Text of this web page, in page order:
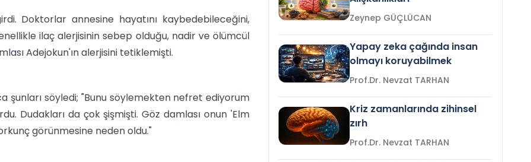
Doktorlar annesine hayatını kaybedebileceğini,
ilaç alerjisinin sebep olduğu, nadir ve ölümcül
Adejokun'ın alerjisini tetiklemişti.
şunları söyledi; "Bunu söylemekten nefret ediyorum
Dudakları da çok şişmişti. Göz damlası onun 'Elm
görünmesine neden oldu."
Zeynep GÜÇLÜCAN
Yapay zeka çağında insan
olmayı koruyabilmek
Prof.Dr. Nevzat TARHAN
Kriz zamanlarında zihinsel
zırh
Prof.Dr. Nevzat TARHAN